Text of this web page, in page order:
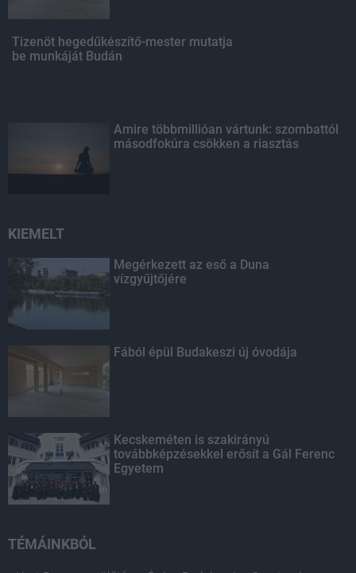
Tizenöt hegedűkészítő-mester mutatja
be munkáját Budán
Amire többmillióan vártunk: szombattól
másodfokúra csökken a riasztás
KIEMELT
Megérkezett az eső a Duna
vízgyűjtőjére
Fából épül Budakeszi új óvodája
Kecskeméten is szakirányú
továbbképzésekkel erősít a Gál Ferenc
Egyetem
TÉMÁINKBÓL